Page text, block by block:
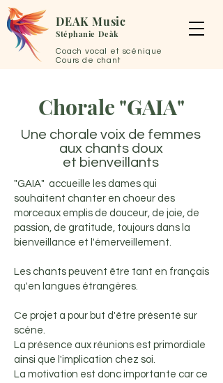
DEAK Music
Stéphanie Deàk
Coach vocal et scénique
Cours de chant
Chorale "GAIA"
Une chorale voix de femmes
aux chants doux
et bienveillants
"GAIA" accueille les dames qui
souhaitent chanter en choeur des
morceaux emplis de douceur, de joie, de
passion, de gratitude, toujours dans la
bienveillance et l'émerveillement.
Les chants peuvent être tant en français
qu'en langues étrangères.
Ce projet a pour but d'être présenté sur
scéne.
La présence aux réunions est primordiale
ainsi que l'implication chez soi.
La motivation est donc importante car ce